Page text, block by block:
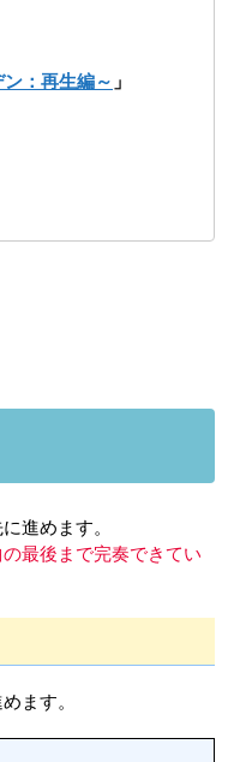
：再生編～ 」
進めます。
の最後まで完奏できてい
ます。